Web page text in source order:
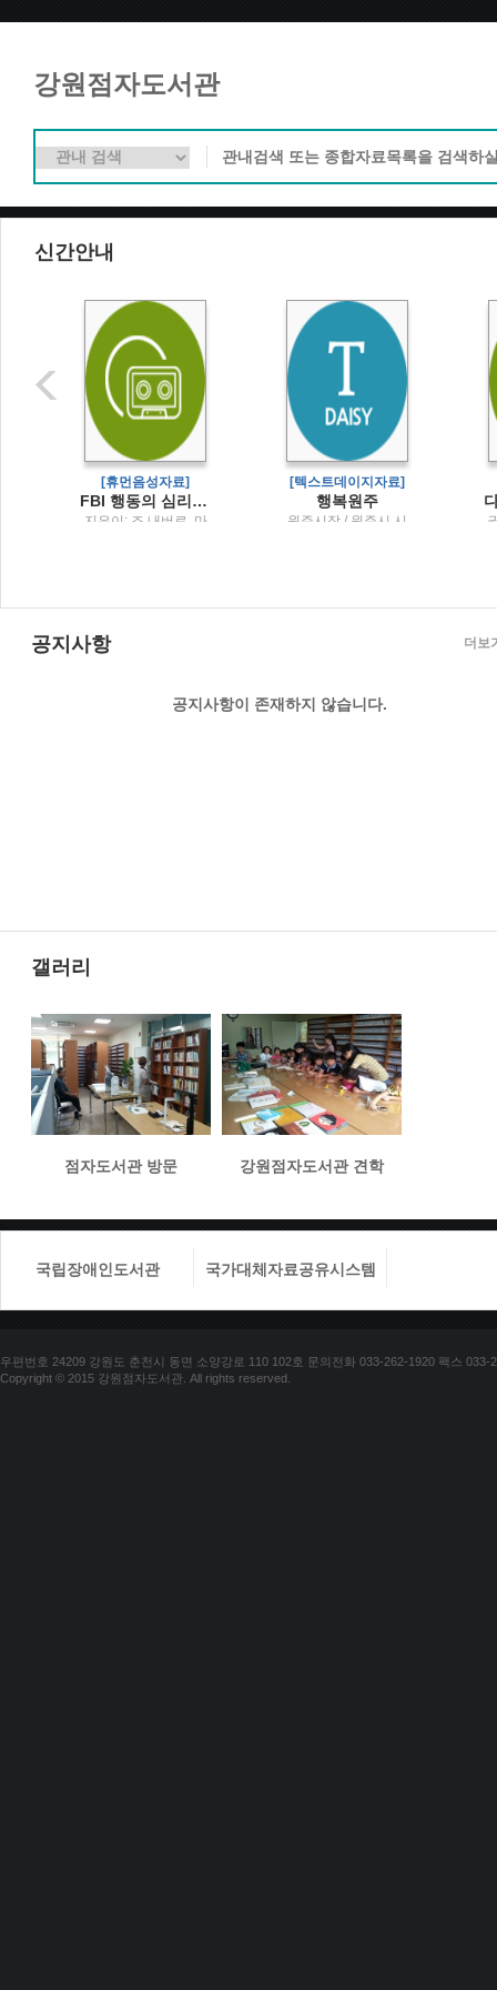
강원점자도서관
신간안내
[휴먼음성자료]
FBI 행동의 심리학말보다 정직한 7가지 몸의 단서
지은이: 조 내버로, 마
[텍스트데이지자료]
행복원주
원주시장 / 원주시 시
공지사항
공지사항이 존재하지 않습니다.
더보
갤러리
점자도서관 방문 강원점자도서관 견학
국립장애인도서관 국가대체자료공유시스템
우편번호 24209 강원도 춘천시 동면 소양강로 110 102호 문의전화 033-262-1920 팩스 033-
Copyright © 2015 강원점자도서관. All rights reserved.